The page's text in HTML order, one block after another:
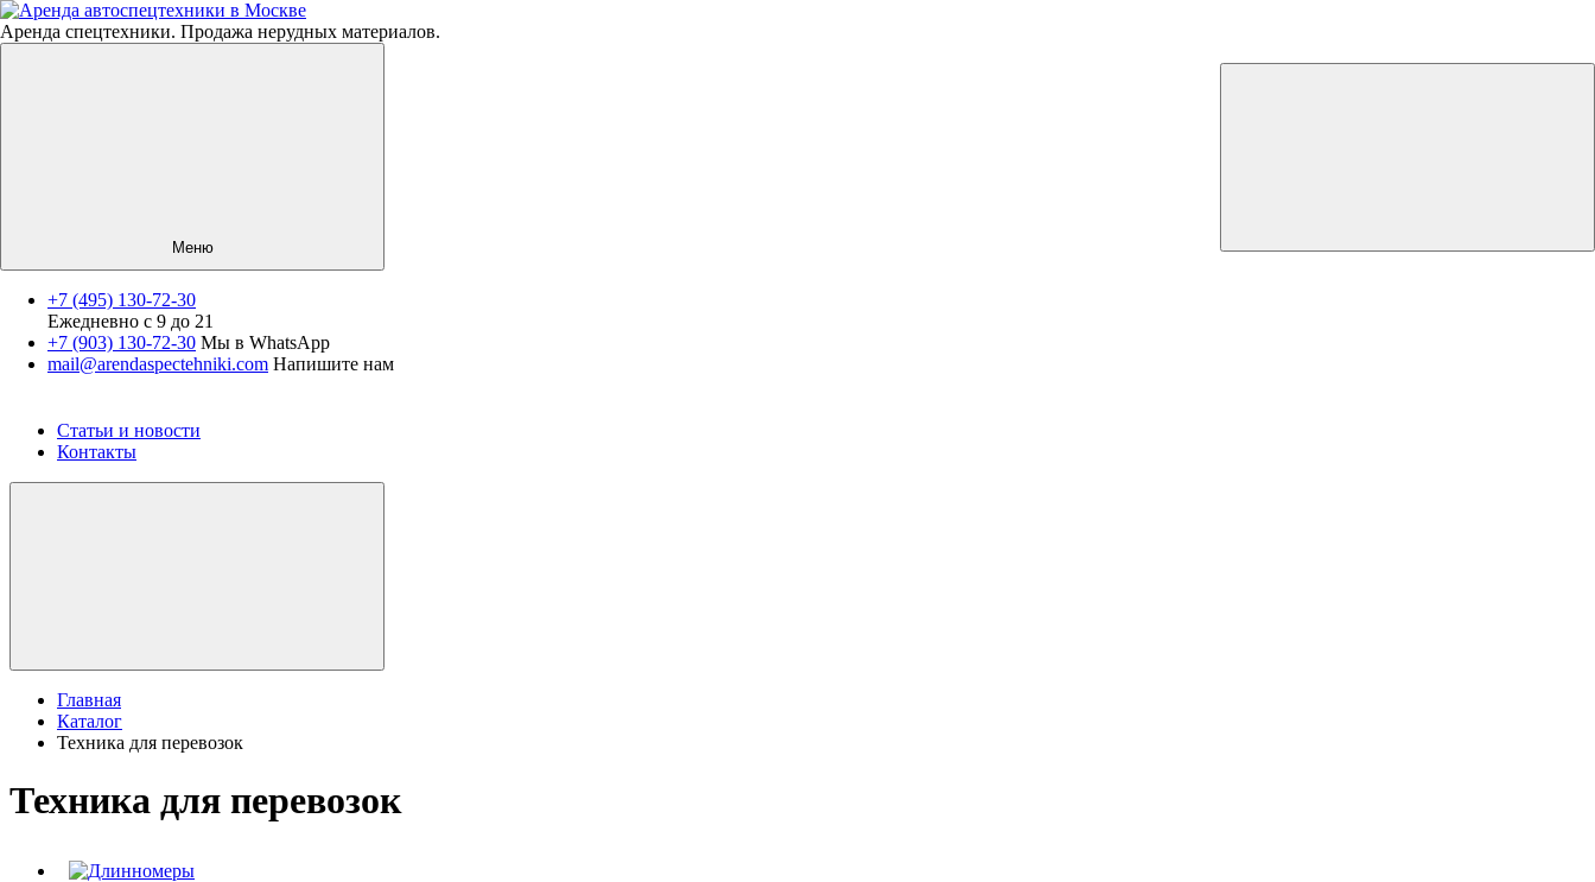
Аренда спецтехники. Продажа нерудных материалов.
Меню
+7 (495) 130-72-30
Ежедневно с 9 до 21
+7 (903) 130-72-30 Мы в WhatsApp
mail@arendaspectehniki.com Напишите нам
Нерудные материалы
Статьи и новости
Контакты
Главная
Каталог
Техника для перевозок
Техника для перевозок